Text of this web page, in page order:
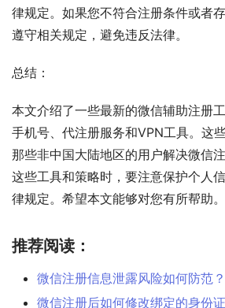
律规定。如果您不符合注册条件或者
遵守相关规定，避免违反法律。
总结：
本文介绍了一些最新的微信辅助注册
手机号、代注册服务和VPN工具。这
那些非中国大陆地区的用户解决微信
这些工具和策略时，要注意保护个人
律规定。希望本文能够对您有所帮助。
推荐阅读：
微信注册信息泄露风险如何防范？
微信注册后如何修改绑定的身份